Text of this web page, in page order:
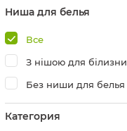
Ниша для белья
Все
З нішою для білизни
Без ниши для белья
Категория